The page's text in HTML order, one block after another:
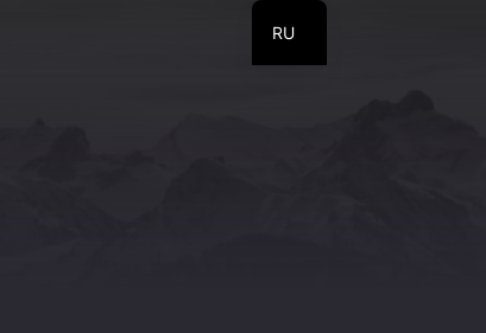
RU
EN